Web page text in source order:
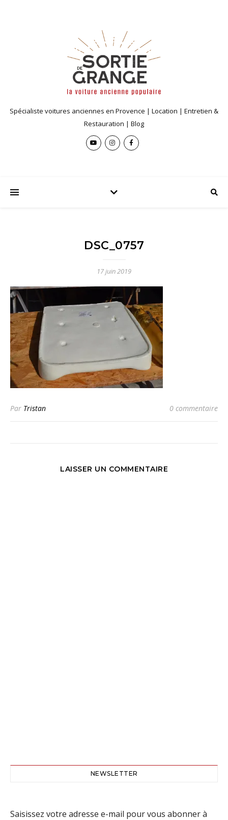
Spécialiste voitures anciennes en Provence | Location | Entretien &
Restauration | Blog
DSC_0757
17 juin 2019
Par Tristan 0 commentaire
LAISSER UN COMMENTAIRE
NEWSLETTER